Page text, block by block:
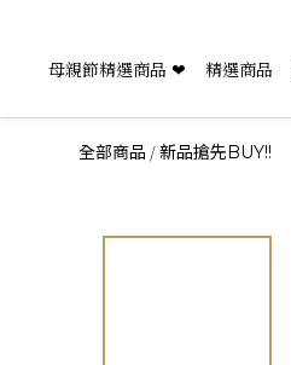
母親節精選商品 ❤ 精選商品
全部商品 /新品搶先BUY!!